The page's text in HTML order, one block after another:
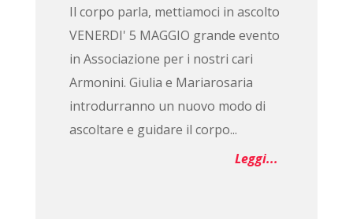
Il corpo parla, mettiamoci in ascolto
VENERDI' 5 MAGGIO grande evento
in Associazione per i nostri cari
Armonini. Giulia e Mariarosaria
introdurranno un nuovo modo di
ascoltare e guidare il corpo...
Leggi...